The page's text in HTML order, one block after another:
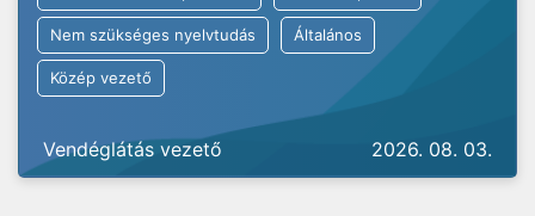
Nem szükséges nyelvtudás Általános
Közép vezető
Vendéglátás vezető 2026. 08. 03.